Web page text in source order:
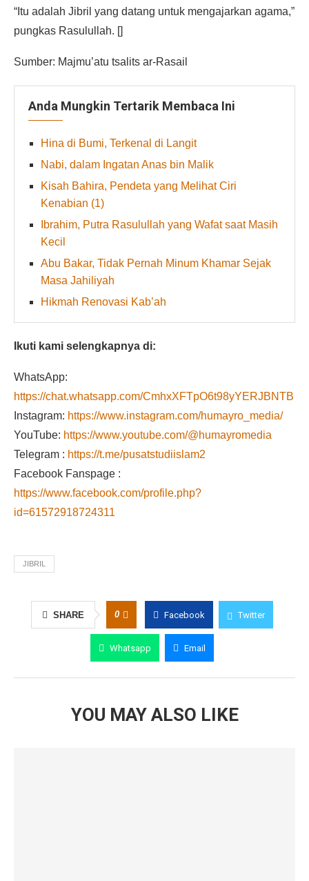
“Itu adalah Jibril yang datang untuk mengajarkan agama,”
pungkas Rasulullah. []
Sumber: Majmu’atu tsalits ar-Rasail
Anda Mungkin Tertarik Membaca Ini
Hina di Bumi, Terkenal di Langit
Nabi, dalam Ingatan Anas bin Malik
Kisah Bahira, Pendeta yang Melihat Ciri
Kenabian (1)
Ibrahim, Putra Rasulullah yang Wafat saat Masih
Kecil
Abu Bakar, Tidak Pernah Minum Khamar Sejak
Masa Jahiliyah
Hikmah Renovasi Kab’ah
Ikuti kami selengkapnya di:
WhatsApp:
https://chat.whatsapp.com/CmhxXFTpO6t98yYERJBNTB
Instagram: https://www.instagram.com/humayro_media/
YouTube: https://www.youtube.com/@humayromedia
Telegram : https://t.me/pusatstudiislam2
Facebook Fanspage :
https://www.facebook.com/profile.php?
id=61572918724311
JIBRIL
SHARE 0 Facebook Twitter
Whatsapp Email
YOU MAY ALSO LIKE